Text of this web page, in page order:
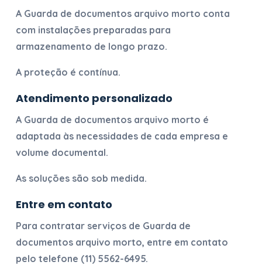
A Guarda de documentos arquivo morto conta
com instalações preparadas para
armazenamento de longo prazo.
A proteção é contínua.
Atendimento personalizado
A Guarda de documentos arquivo morto é
adaptada às necessidades de cada empresa e
volume documental.
As soluções são sob medida.
Entre em contato
Para contratar serviços de Guarda de
documentos arquivo morto, entre em contato
pelo telefone (11) 5562-6495.